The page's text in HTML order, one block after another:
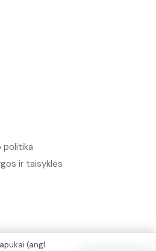
politika
ir taisyklės
(angl.